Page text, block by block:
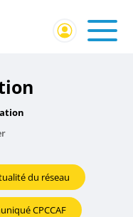
du réseau
CPCCAF